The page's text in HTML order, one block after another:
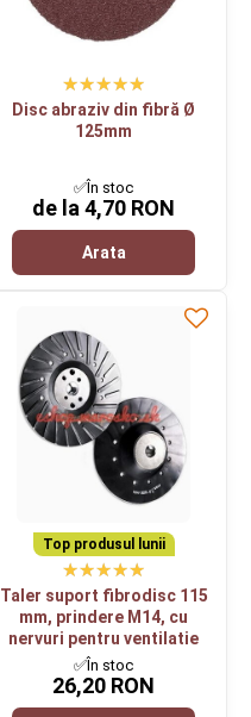
Disc abraziv din fibră Ø
125mm
✅În stoc
de la 4,70 RON
Arata
Top produsul lunii
Taler suport fibrodisc 115
mm, prindere M14, cu
nervuri pentru ventilatie
✅În stoc
26,20 RON